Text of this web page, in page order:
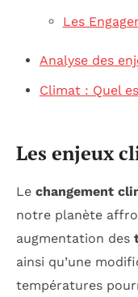
Les
Analyse des
Climat : Quel
Les enjeux
Le changement
notre planète
augmentation des
ainsi qu’une
températures